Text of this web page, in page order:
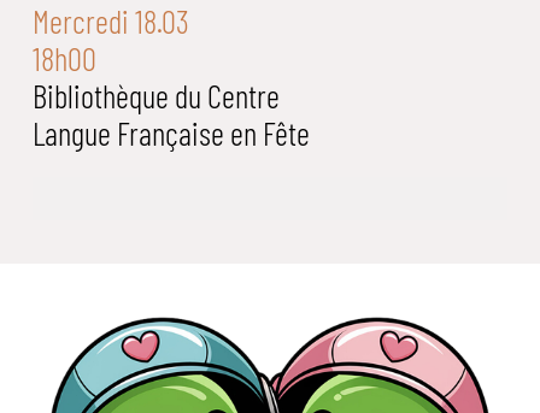
Mercredi 18.03
18h00
Bibliothèque du Centre
Langue Française en Fête